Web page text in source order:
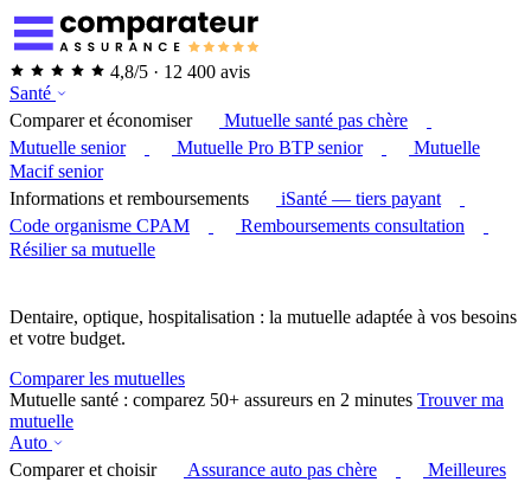
4,8/5 · 12 400 avis
Santé
Comparer et économiser
Mutuelle santé pas chère
Mutuelle senior
Mutuelle Pro BTP senior
Mutuelle
Macif senior
Informations et remboursements
iSanté — tiers payant
Code organisme CPAM
Remboursements consultation
Résilier sa mutuelle
Dentaire, optique, hospitalisation : la mutuelle adaptée à vos besoins
et votre budget.
Comparer les mutuelles
Mutuelle santé : comparez 50+ assureurs en 2 minutes Trouver ma
mutuelle
Auto
Comparer et choisir
Assurance auto pas chère
Meilleures